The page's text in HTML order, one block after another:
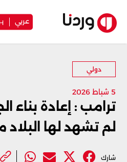
عربي
دولي
5 شباط 2026
ترامب : إعادة بناء
لم تشهد لها البلاد
شارك